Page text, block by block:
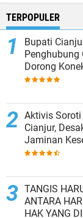
TERPOPULER
Bupati
Dorong
Ekonomi
Aktivis Soroti
Cianjur,
Jaminan
TANGIS
ANTARA
HAK YANG